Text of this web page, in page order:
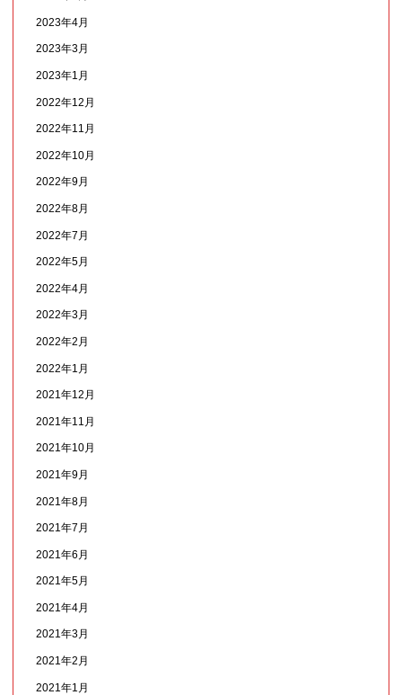
2023年4月
2023年3月
2023年1月
2022年12月
2022年11月
2022年10月
2022年9月
2022年8月
2022年7月
2022年5月
2022年4月
2022年3月
2022年2月
2022年1月
2021年12月
2021年11月
2021年10月
2021年9月
2021年8月
2021年7月
2021年6月
2021年5月
2021年4月
2021年3月
2021年2月
2021年1月